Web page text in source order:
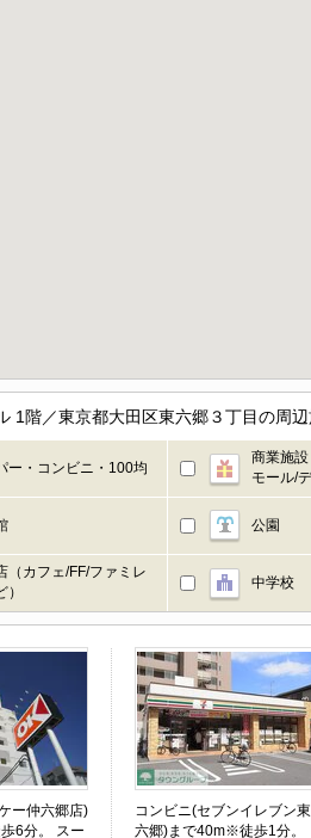
1階／東京都大田区東六郷３丁目の周
ー・コンビニ・100均
商業施
モール/
公園
（カフェ/FF/ファミレ
）
中学校
ー仲六郷店)
6分。 スー
コンビニ(セブンイレブン東
六郷)まで40m※徒歩1分。